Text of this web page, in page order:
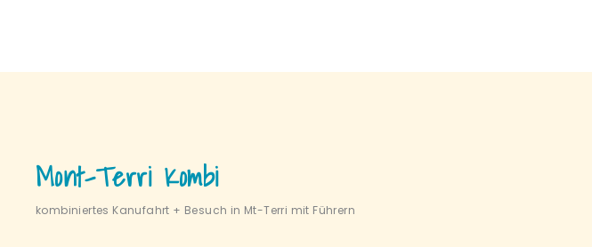
Mont-Terri Kombi
kombiniertes Kanufahrt + Besuch in Mt-Terri mit Führern